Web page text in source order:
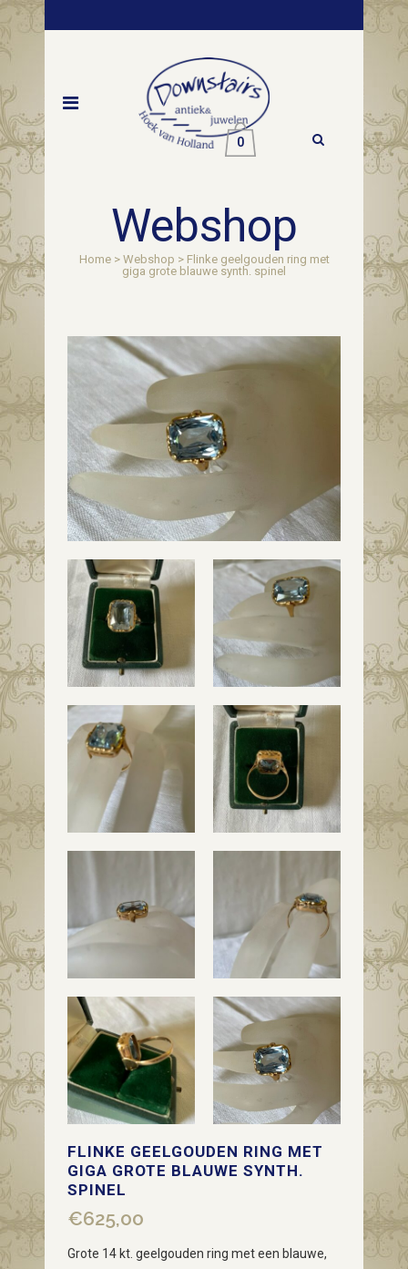
0
Webshop
Home> Webshop > Flinke geelgouden ring met
giga grote blauwe synth. spinel
FLINKE GEELGOUDEN RING MET
GIGA GROTE BLAUWE SYNTH.
SPINEL
€625,00
Grote 14 kt. geelgouden ring met een blauwe,